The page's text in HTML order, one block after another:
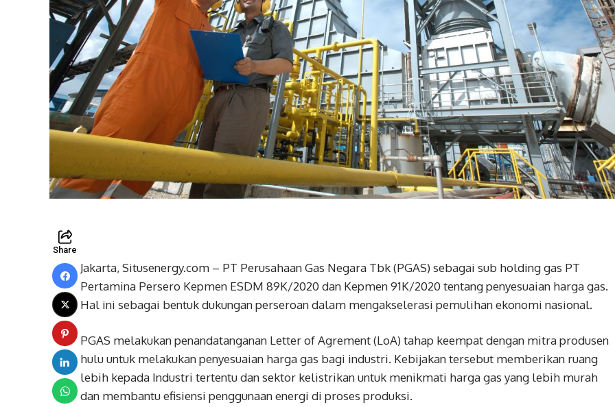
Share
Jakarta, Situsenergy.com – PT Perusahaan Gas Negara Tbk (PGAS) sebagai sub holding gas PT
Pertamina Persero Kepmen ESDM 89K/2020 dan Kepmen 91K/2020 tentang penyesuaian harga gas.
Hal ini sebagai bentuk dukungan perseroan dalam mengakselerasi pemulihan ekonomi nasional.
PGAS melakukan penandatanganan Letter of Agrement (LoA) tahap keempat dengan mitra produsen
hulu untuk melakukan penyesuaian harga gas bagi industri. Kebijakan tersebut memberikan ruang
lebih kepada Industri tertentu dan sektor kelistrikan untuk menikmati harga gas yang lebih murah
dan membantu efisiensi penggunaan energi di proses produksi.